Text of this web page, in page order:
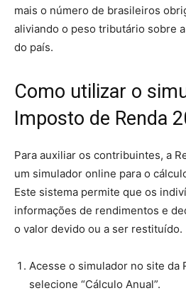
mais o número de brasileiros
aliviando o peso tributário sobre
do país.
Como utilizar o
Imposto de Renda
Para auxiliar os contribuintes, a
um simulador online para o
Este sistema permite que os
informações de rendimentos e
o valor devido ou a ser restituído.
Acesse o simulador no site da
selecione “Cálculo Anual”.